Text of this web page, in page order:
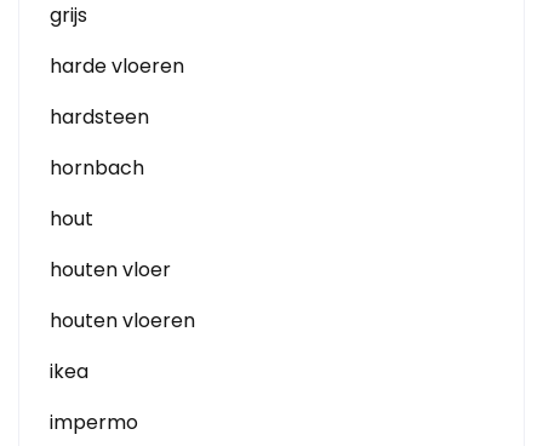
grijs
harde vloeren
hardsteen
hornbach
hout
houten vloer
houten vloeren
ikea
impermo